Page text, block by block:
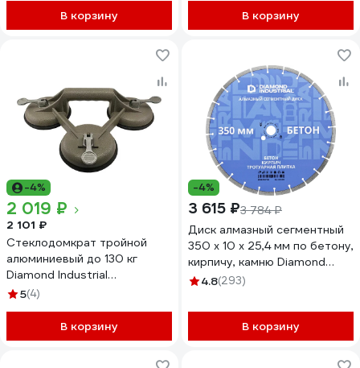
В корзину В корзину
-4%
2 019 ₽
2 101 ₽
Стеклодомкрат тройной
алюминиевый до 130 кг
Diamond Industrial
DIDGLD3ALU
5(4)
В корзину
-4%
3 615 ₽3 784 ₽
Диск алмазный сегментный
350 х 10 х 25,4 мм по бетону,
кирпичу, камню Diamond
Industrial DIDC350
4.8(293)
В корзину